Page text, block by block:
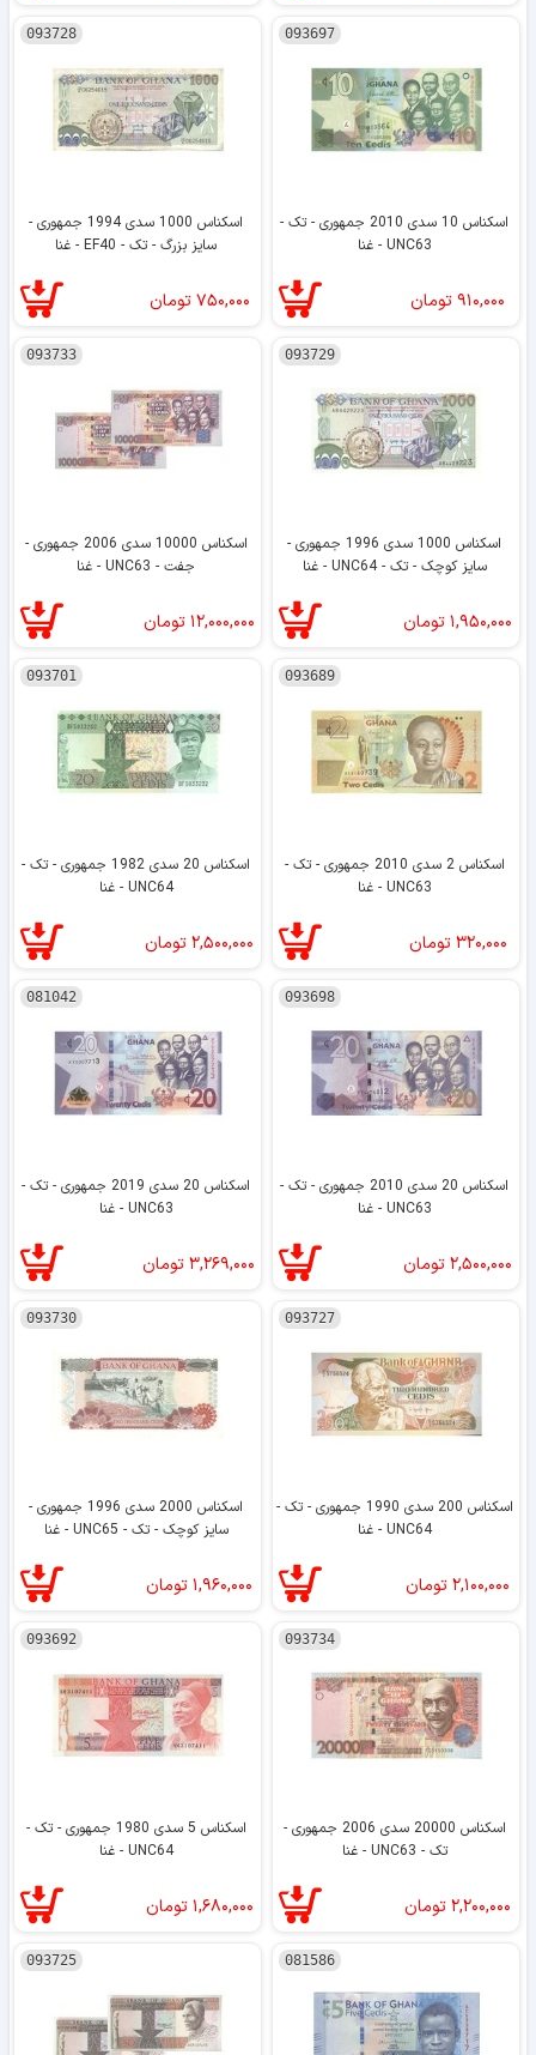
093697
اسکناس 10 سدی 2010 جمهوری - تک -
UNC63 - غنا
۹۱۰,۰۰۰ تومان
093728
اسکناس 1000 سدی 1994 جمهوری -
سایز بزرگ - تک - EF40 - غنا
۷۵۰,۰۰۰ تومان
093729
اسکناس 1000 سدی 1996 جمهوری -
سایز کوچک - تک - UNC64 - غنا
۱,۹۵۰,۰۰۰تومان
093733
اسکناس 10000 سدی 2006 جمهوری -
جفت - UNC63 - غنا
۱۲,۰۰۰,۰۰۰تومان
093689
اسکناس 2 سدی 2010 جمهوری - تک -
UNC63 - غنا
۳۲۰,۰۰۰ تومان
093701
اسکناس 20 سدی 1982 جمهوری - تک -
UNC64 - غنا
۲,۵۰۰,۰۰۰تومان
093698
اسکناس 20 سدی 2010 جمهوری - تک -
UNC63 - غنا
۲,۵۰۰,۰۰۰تومان
081042
اسکناس 20 سدی 2019 جمهوری - تک -
UNC63 - غنا
۳,۲۶۹,۰۰۰تومان
093727
اسکناس 200 سدی 1990 جمهوری - تک -
UNC64 - غنا
۲,۱۰۰,۰۰۰تومان
093730
اسکناس 2000 سدی 1996 جمهوری -
سایز کوچک - تک - UNC65 - غنا
۱,۹۶۰,۰۰۰تومان
093734
اسکناس 20000 سدی 2006 جمهوری -
تک - UNC63 - غنا
۲,۲۰۰,۰۰۰تومان
093692
اسکناس 5 سدی 1980 جمهوری - تک -
UNC64 - غنا
۱,۶۸۰,۰۰۰ تومان
081586
093725